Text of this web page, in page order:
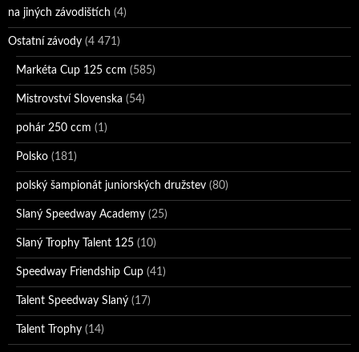
na jiných závodištích (4)
Ostatní závody (4 471)
Markéta Cup 125 ccm (585)
Mistrovství Slovenska (54)
pohár 250 ccm (1)
Polsko (181)
polský šampionát juniorských družstev (80)
Slaný Speedway Academy (25)
Slaný Trophy Talent 125 (10)
Speedway Friendship Cup (41)
Talent Speedway Slaný (17)
Talent Trophy (14)